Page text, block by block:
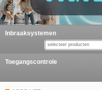
Inbraaksystemen
selecteer producten
Toegangscontrole